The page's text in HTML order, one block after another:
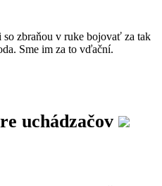
so zbraňou v ruke bojovať za tak
Sme im za to vďační.
uchádzačov